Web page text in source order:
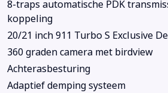
8-traps automatische PDK
koppeling
20/21 inch 911 Turbo S Exclusive
360 graden camera met birdview
Achterasbesturing
Adaptief demping systeem